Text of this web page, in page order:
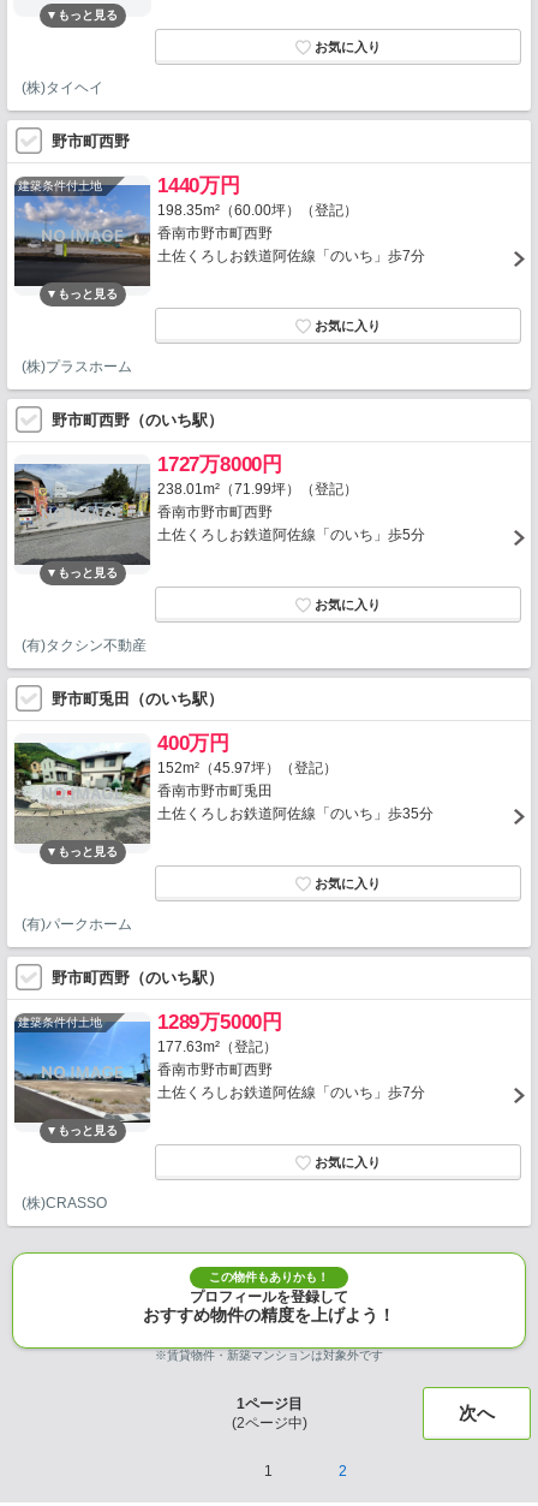
(株)タイヘイ
野市町西野
建築条件付土地 1440万円
198.35m²（60.00坪）（登記）
香南市野市町西野
土佐くろしお鉄道阿佐線「のいち」歩7分
(株)プラスホーム
野市町西野（のいち駅）
1727万8000円
238.01m²（71.99坪）（登記）
香南市野市町西野
土佐くろしお鉄道阿佐線「のいち」歩5分
(有)タクシン不動産
野市町兎田（のいち駅）
400万円
152m²（45.97坪）（登記）
香南市野市町兎田
土佐くろしお鉄道阿佐線「のいち」歩35分
(有)パークホーム
野市町西野（のいち駅）
建築条件付土地 1289万5000円
177.63m²（登記）
香南市野市町西野
土佐くろしお鉄道阿佐線「のいち」歩7分
(株)CRASSO
この物件もありかも！
プロフィールを登録して
おすすめ物件の精度を上げよう！
※賃貸物件・新築マンションは対象外です
1ページ目
(2ページ中) 次へ
1 2